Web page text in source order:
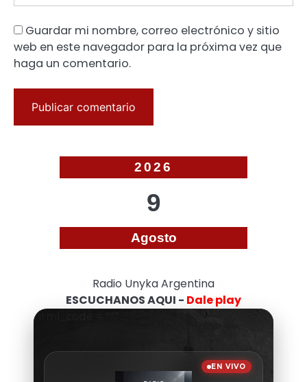
Guardar mi nombre, correo electrónico y sitio
web en este navegador para la próxima vez que
haga un comentario.
2026
9
Agosto
Radio Unyka Argentina
ESCUCHANOS AQUI - Dale play